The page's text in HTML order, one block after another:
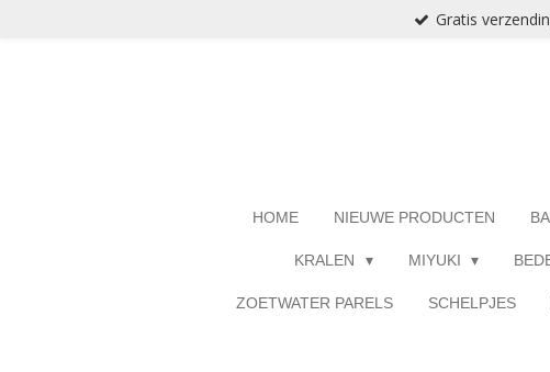
Gratis
HOME NIEUWE PRODUCTEN
KRALEN MIYUKI
ZOETWATER PARELS SCHELPJES